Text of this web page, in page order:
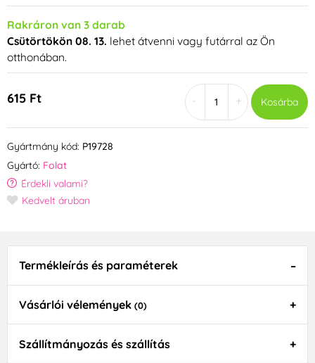
Rakráron van 3 darab
Csütörtökön 08. 13. lehet átvenni vagy futárral az Ön
otthonában.
615 Ft + Kosárba
Gyártmány kód: P19728
Gyártó: Folat
Érdekli valami?
Kedvelt áruban
Termékleírás és paraméterek
Vásárlói vélemények (0)
Szállítmányozás és szállítás